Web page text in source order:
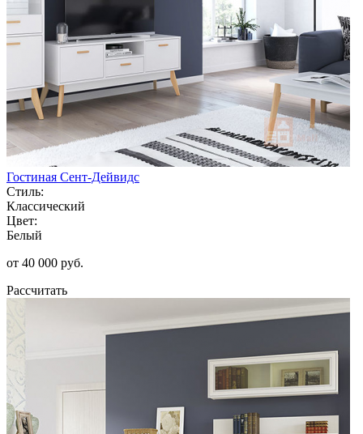
Гостиная Сент-Дейвидс
Стиль:
Классический
Цвет:
Белый
от 40 000 руб.
Рассчитать